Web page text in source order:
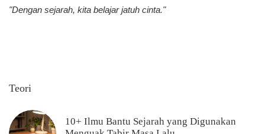
"Dengan sejarah, kita belajar jatuh cinta."
Teori
10+ Ilmu Bantu Sejarah yang Digunakan